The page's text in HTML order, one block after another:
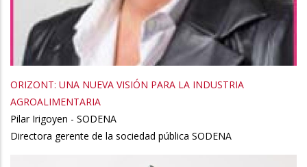
ORIZONT: UNA NUEVA VISIÓN PARA LA INDUSTRIA
AGROALIMENTARIA
Pilar Irigoyen - SODENA
Directora gerente de la sociedad pública SODENA